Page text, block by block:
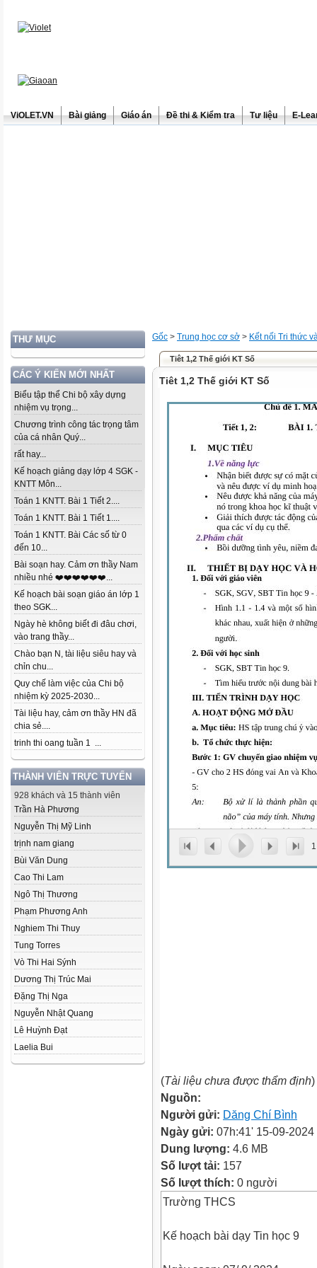
ViOLET.VN Bài giảng Giáo án Đề thi & Kiểm tra Tư liệu E-
THƯ MỤC
CÁC Ý KIẾN MỚI NHẤT
Biểu tập thể Chi bộ xây dựng
nhiệm vụ trọng...
Chương trình công tác trọng tâm
của cá nhân Quý...
rất hay...
Kế hoạch giảng dạy lớp 4 SGK -
KNTT Môn...
Toán 1 KNTT. Bài 1 Tiết 2....
Toán 1 KNTT. Bài 1 Tiết 1....
Toán 1 KNTT. Bài Các số từ 0
đến 10...
Bài soạn hay. Cảm ơn thầy Nam
nhiều nhé ❤️❤️❤️❤️❤️❤️...
Kế hoạch bài soạn giáo án lớp 1
theo SGK...
Ngày hè không biết đi đâu chơi,
vào trang thầy...
Chào bạn N, tài liệu siêu hay và
chỉn chu...
Quy chế làm việc của Chi bộ
nhiệm kỳ 2025-2030...
Tài liệu hay, cảm ơn thầy HN đã
chia sẻ....
trinh thi oang tuần 1 ...
THÀNH VIÊN TRỰC TUYẾN
928 khách và 15 thành viên
Trần Hà Phương
Nguyễn Thị Mỹ Linh
trịnh nam giang
Bùi Văn Dung
Cao Thi Lam
Ngô Thị Thương
Phạm Phương Anh
Nghiem Thi Thuy
Tung Torres
Vò Thi Hai Sýnh
Dương Thị Trúc Mai
Đặng Thị Nga
Nguyễn Nhật Quang
Lê Huỳnh Đạt
Laelia Bui
Gốc > Trung học cơ sở > Kết nối Tri thức
Tiêt 1,2 Thế giới KT Số
Tiêt 1,2 Thế giới KT Số
1
(Tài liệu chưa được thẩm định)
Nguồn:
Người gửi: Dăng Chí Bình
Ngày gửi: 07h:41' 15-09-2024
Dung lượng: 4.6 MB
Số lượt tải: 157
Số lượt thích: 0 người
Trường THCS
Kế hoạch bài dạy Tin học 9